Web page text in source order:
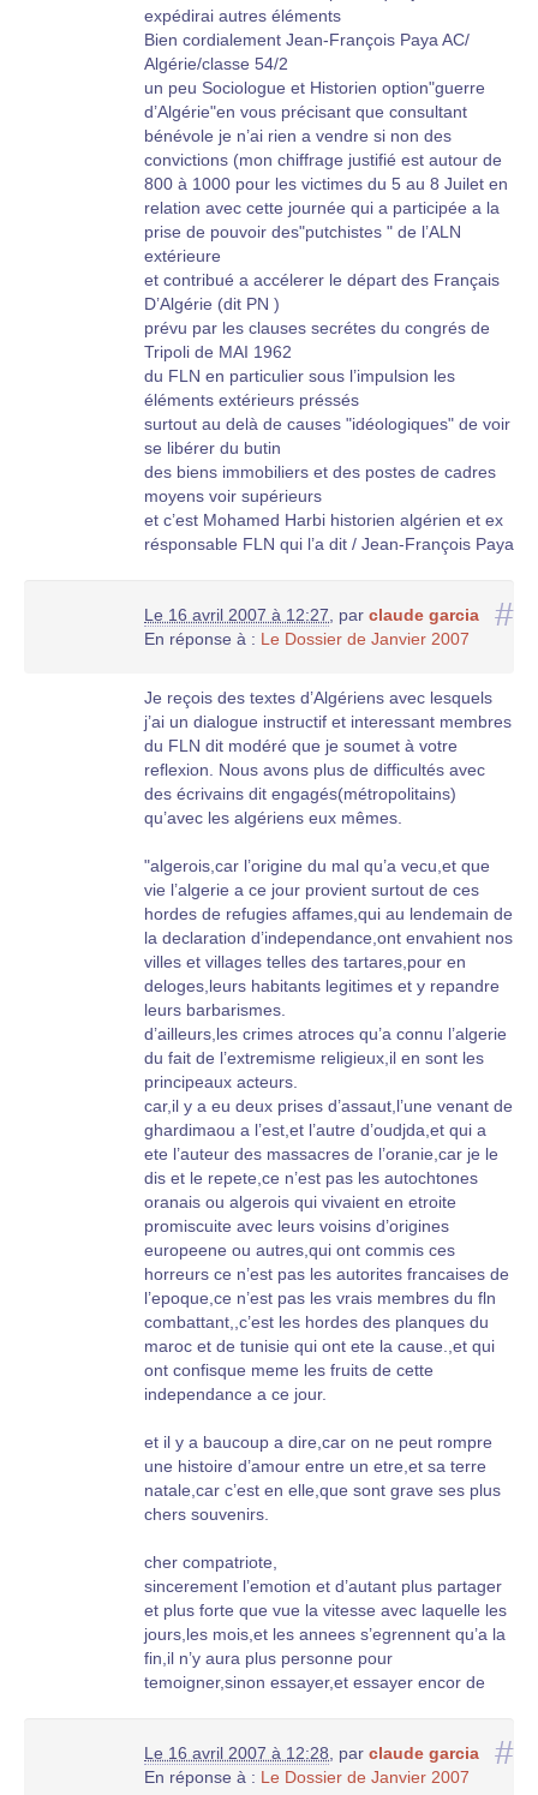
jeep à l’extérieur et la suivre s’il vous plait. " Je
n’attends pas de réponse, je me dirige vers la
porte, l’ouvre à double battants. Toutes les
personnes présentes sortent, je ne quitte les
lieux que lorsqu’il ne reste plus que les soldats
arabes et leur chef. Tous ces pauvres gens ont
été accueillis dans ma caserne, je leur ai
distribué des rations de combat et ils ont été
dispersés en camion militaire vers 18 h./19 h.
grâce à l’aide d’un très charmant colonel du
train de la caserne jouxtant le lycée.
Ai-je désobéi aux ordres ? Oui, certainement.
Non seulement je ne regrette rien mais j’en suis
fier. J’ai par contre obéi à ma conscience ainsi
qu’au règlement de discipline générale qui
précise que la désobéissance est permise
lorsque l’ordre donné est illégal. Il était
manifestement illégal de ne pas protéger nos
compatriotes. (…) Je n’ai jamais compris les
décisions du Corps d’Armée d’Oran et du
général Katz en particulier. Que voulait-il ? Que
cherchait-il ? Peut-être laisser les arabes vider
la ville de ses pieds-noirs ? Alors il a réussi, mais
crois plutôt qu’il a tout simplement exécuté les
ordres de Paris, sans chercher à comprendre,
tel le caporal moyen obnubilé par la dure guerre
pu réagir plus tôt et plus vite. L’OAS n’était plus
là ; il ne restait que des pauvres gens manipulés
puis lâchement abandonnés par le même OAS.
(Note de la rédaction : il y a beaucoup à dire sur
ces derniers propos, nous y reviendrons.)
l’hôpital d’Oran je précise que, là aussi, je suis
un des seuls à avoir pénétré dans la morgue.
J’ai tenté de reconnaître des corps de
personnes dont on m’avait signalé la disparition.
Ma mémoire n’est plus assez précise ; il
s’agissait probablement du 6 ou 7 juillet en fin
d’après midi. Grâce à un autre capitaine
(camarade de promotion de Saint-Cyr) dont le
secteur d’activité englobait l’hôpital, j’ai pu
pénétrer dans ce qui servait de morgue (non
réfrigérée). Dans une atmosphère terriblement
nauséabonde, j’ai remué beaucoup de cadavres
pour la plupart tués par balles, quelques uns
égorgés. Il m’a été impossible de reconnaître s’il
s’agissait de Français ou d’Arabes. Les corps
étaient gonflés et noircis. J’ai même ouvert
plusieurs cercueils non scellés. Il s’agissait
uniquement d’hommes. Je n’ai vu aucun
cadavre de femme ni d’enfant. J’évalue leur
nombre à 40 ou 50, voire un peu plus. C’est le
seul témoignage que je peux faire sur le nombre
de victimes qui hélas, est certainement très
supérieur à cela. "
Le colonel Croguenec rectifie quelques points
de témoignages publiés dans mon livre mais je
lui répondrai directement sur ce sujet car il
semble qu’il y ait de simples mais parfois
témoignage qui surgit plus de quarante quatre
ans après le drame et je suis certaine que si
certaines personnes qui ont été sauvées par cet
officier lisent notre site, elle auront à cœur de
témoigner leur reconnaissance, mais il est
probable que beaucoup ont quitté ce monde
lui adresse notre profonde admiration pour cet
acte de courage et notre immense gratitude.
expédirai autres éléments
Bien cordialement Jean-François Paya AC/
Algérie/classe 54/2
un peu Sociologue et Historien option"guerre
d’Algérie"en vous précisant que consultant
bénévole je n’ai rien a vendre si non des
convictions (mon chiffrage justifié est autour de
800 à 1000 pour les victimes du 5 au 8 Juilet en
relation avec cette journée qui a participée a la
prise de pouvoir des"putchistes " de l’ALN
extérieure
et contribué a accélerer le départ des Français
D’Algérie (dit PN )
prévu par les clauses secrétes du congrés de
Tripoli de MAI 1962
du FLN en particulier sous l’impulsion les
éléments extérieurs préssés
surtout au delà de causes "idéologiques" de voir
se libérer du butin
des biens immobiliers et des postes de cadres
moyens voir supérieurs
et c’est Mohamed Harbi historien algérien et ex
résponsable FLN qui l’a dit / Jean-François Paya
#
Le 16 avril 2007 à 12:27, par claude garcia
En réponse à : Le Dossier de Janvier 2007
Je reçois des textes d’Algériens avec lesquels
j’ai un dialogue instructif et interessant membres
du FLN dit modéré que je soumet à votre
reflexion. Nous avons plus de difficultés avec
des écrivains dit engagés(métropolitains)
qu’avec les algériens eux mêmes.
"algerois,car l’origine du mal qu’a vecu,et que
vie l’algerie a ce jour provient surtout de ces
hordes de refugies affames,qui au lendemain de
la declaration d’independance,ont envahient nos
villes et villages telles des tartares,pour en
deloges,leurs habitants legitimes et y repandre
leurs barbarismes.
d’ailleurs,les crimes atroces qu’a connu l’algerie
du fait de l’extremisme religieux,il en sont les
principeaux acteurs.
car,il y a eu deux prises d’assaut,l’une venant de
ghardimaou a l’est,et l’autre d’oudjda,et qui a
ete l’auteur des massacres de l’oranie,car je le
dis et le repete,ce n’est pas les autochtones
oranais ou algerois qui vivaient en etroite
promiscuite avec leurs voisins d’origines
europeene ou autres,qui ont commis ces
horreurs ce n’est pas les autorites francaises de
l’epoque,ce n’est pas les vrais membres du fln
combattant,,c’est les hordes des planques du
maroc et de tunisie qui ont ete la cause.,et qui
ont confisque meme les fruits de cette
independance a ce jour.
et il y a baucoup a dire,car on ne peut rompre
une histoire d’amour entre un etre,et sa terre
natale,car c’est en elle,que sont grave ses plus
chers souvenirs.
cher compatriote,
sincerement l’emotion et d’autant plus partager
et plus forte que vue la vitesse avec laquelle les
jours,les mois,et les annees s’egrennent qu’a la
fin,il n’y aura plus personne pour
temoigner,sinon essayer,et essayer encor de
il est ideniable,que vous,ainsi que tous ceux qui
comme vous ont ete la victime expiatoire des
#
Le 16 avril 2007 à 12:28, par claude garcia
En réponse à : Le Dossier de Janvier 2007